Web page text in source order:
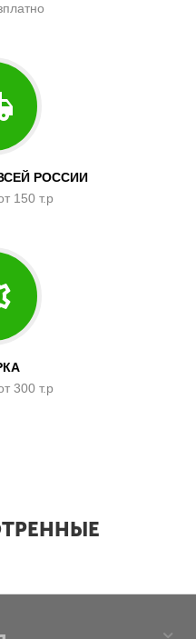
РОССИИ
150 т.р
300 т.р